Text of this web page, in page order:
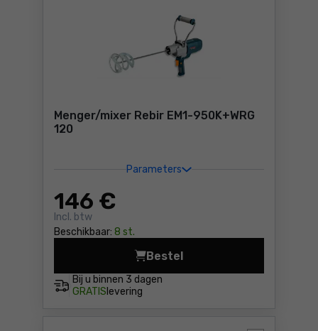
Menger/mixer Rebir EM1-950K+WRG
120
Parameters
146 €
Incl. btw
Beschikbaar: 8 st.
Bij u binnen 3 dagen
GRATIS levering
Bestel
Menger/mixer Rebir EM1-